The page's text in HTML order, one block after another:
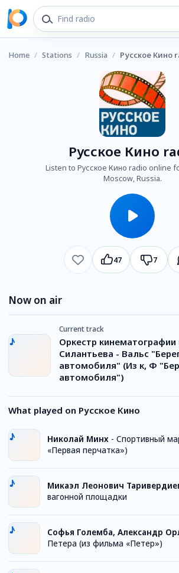
Home / Stations / Russia / Русское Кино
Русское Кино
Listen to Русское Кино radio online
Moscow, Russia.
47 7
Now on air
Current track
Оркестр
Силантьева - Вальс
автомобиля" (Из к, Ф
автомобиля")
What played on Русское Кино
Николай Минх - Спортивный
«Первая перчатка»)
Микаэл Леонович
вагонной площадки
Софья Големба, Александр
Петера (из фильма «Петер»)